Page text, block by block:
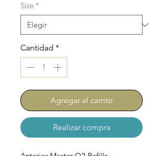
Size *
Cantidad *
Agregar al carrito
Realizar compra